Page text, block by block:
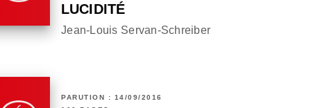
LUCIDITÉ
Jean-Louis Servan-Schreiber
PARUTION : 14/09/2016